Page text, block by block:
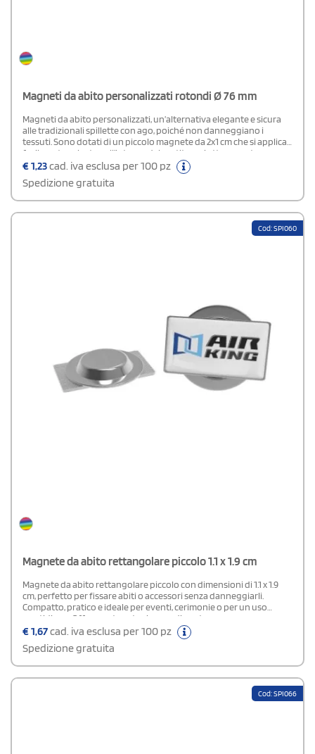
Magneti da abito personalizzati rotondi Ø 76 mm
Magneti da abito personalizzati, un’alternativa elegante e sicura
alle tradizionali spillette con ago, poiché non danneggiano i
tessuti. Sono dotati di un piccolo magnete da 2x1 cm che si applica
facilmente sul retro, all’interno del vestito, e si attacca o stacca con
semplicità, garantendo una tenuta stabile e discreta. N.B.
Funzionano bene su tessuti leggeri come t-shirt, camicette o
maglioncini. Non possiamo garantire la tenuta su tessuti più
pesanti (maglioni in lana, giacche o giubbotti)
€1,23cad. iva esclusa per 100 pz
Spedizione gratuita
Cod: SPI060
Magnete da abito rettangolare piccolo 1.1 x 1.9 cm
Magnete da abito rettangolare piccolo con dimensioni di 1.1 x 1.9
cm, perfetto per fissare abiti o accessori senza danneggiarli.
Compatto, pratico e ideale per eventi, cerimonie o per un uso
quotidiano. Offre una tenuta sicura e discreta.
€1,67cad. iva esclusa per 100 pz
Spedizione gratuita
Cod: SPI066